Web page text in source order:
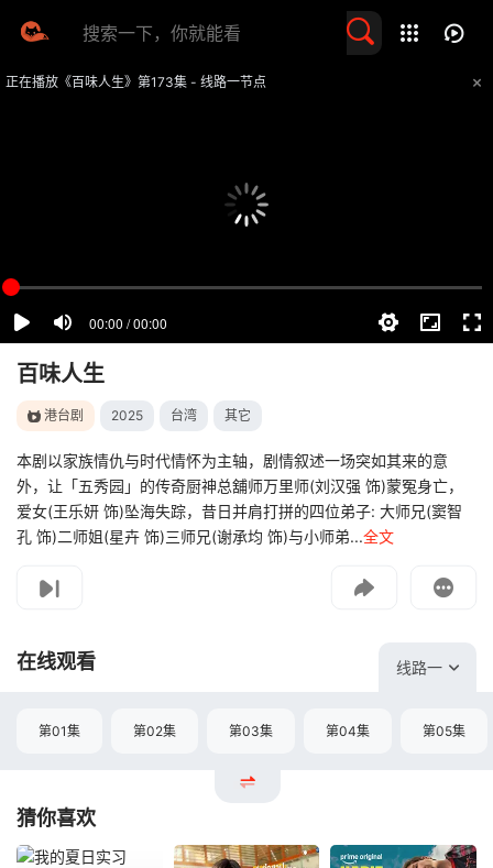
正在播放《百味人生》第173集 - 线路一节点
百味人生
港台剧 2025 台湾 其它
本剧以家族情仇与时代情怀为主轴，剧情叙述一场突如其来的意
外，让「五秀园」的传奇厨神总舖师万里师(刘汉强 饰)蒙冤身亡，
爱女(王乐妍 饰)坠海失踪，昔日并肩打拼的四位弟子: 大师兄(窦智
孔 饰)二师姐(星卉 饰)三师兄(谢承均 饰)与小师弟...全文
如遇无法播放请提交给我们
在线观看 线路一
第01集 第02集 第03集 第04集 第05集
猜你喜欢